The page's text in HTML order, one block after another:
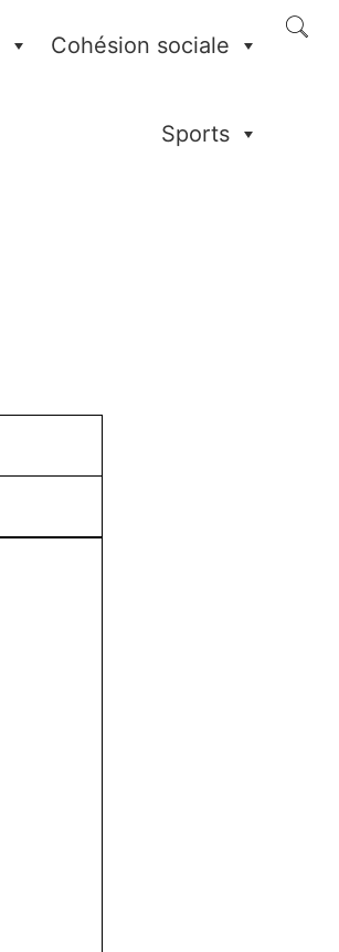
Cohésion sociale
Sports